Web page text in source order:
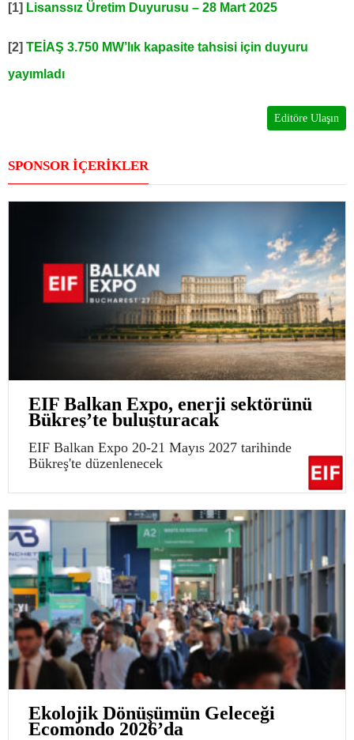
[1] Lisanssız Üretim Duyurusu – 28 Mart 2025
[2] TEİAŞ 3.750 MW’lık kapasite tahsisi için duyuru
yayımladı
Editöre Ulaşın
SPONSOR İÇERİKLER
EIF Balkan Expo, enerji sektörünü
Bükreş’te buluşturacak
EIF Balkan Expo 20-21 Mayıs 2027 tarihinde
Bükreş'te düzenlenecek
Ekolojik Dönüşümün Geleceği
Ecomondo 2026’da